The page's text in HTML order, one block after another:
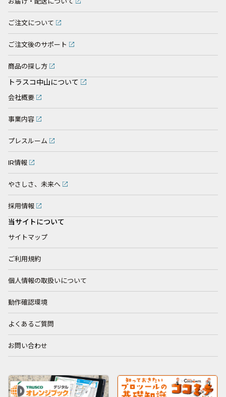
ご注文について
ご注文後のサポート
商品の探し方
トラスコ中山について
会社概要
事業内容
プレスルーム
IR情報
やさしさ、未来へ
採用情報
当サイトについて
サイトマップ
ご利用規約
個人情報の取扱いについて
動作確認環境
よくあるご質問
お問い合わせ